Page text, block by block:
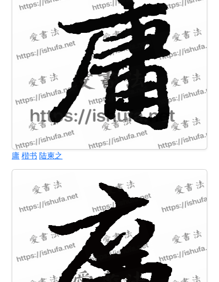
庸楷书 陆柬之